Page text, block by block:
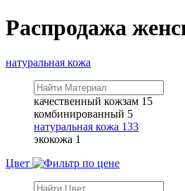
Распродажа
натуральная кожа
качественный кожзам 15
комбинированный 5
натуральная кожа 133
экокожа 1
Цвет